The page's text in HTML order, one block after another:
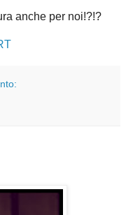
anche per noi!?!?